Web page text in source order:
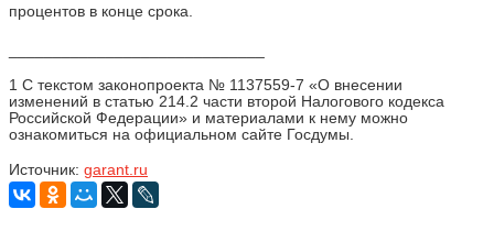
процентов в конце срока.
1 С текстом законопроекта № 1137559-7 «О внесении
изменений в статью 214.2 части второй Налогового кодекса
Российской Федерации» и материалами к нему можно
ознакомиться на официальном сайте Госдумы.
Источник: garant.ru